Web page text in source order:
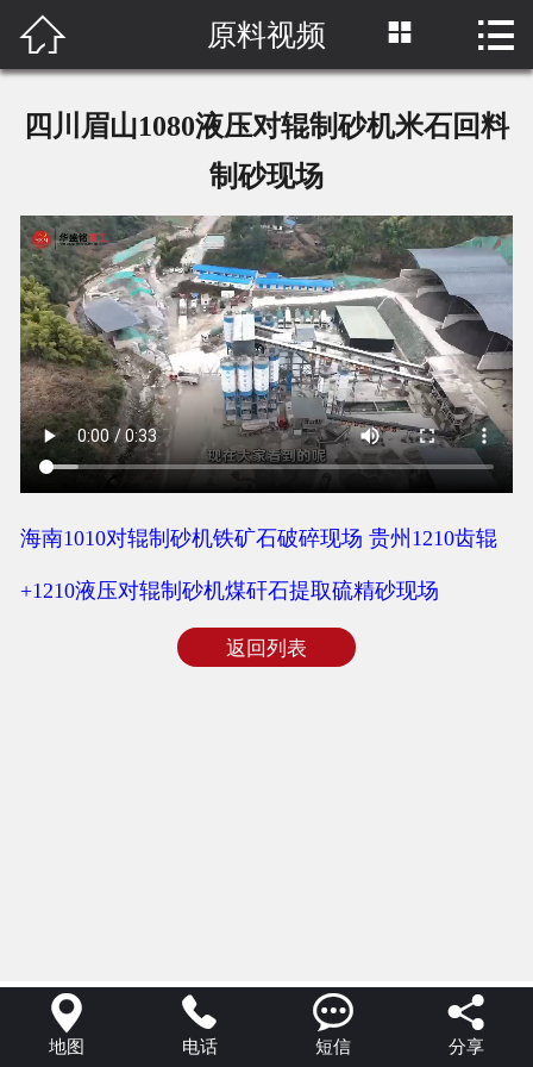
 首页
工程案例
新闻中心
网络营销
原料视频
联系我们
 原料视频  
四川眉山1080液压对辊制砂机米石回料
制砂现场
海南1010对辊制砂机铁矿石破碎现场 贵州1210齿辊
+1210液压对辊制砂机煤矸石提取硫精砂现场
返回列表

地图

电话

短信

分享